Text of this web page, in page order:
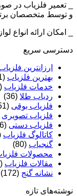
_ تعمیر فلزیاب در
و توسط متخصصان
_ امکان ارائه انواع
دسترسی سریع
ارزانترین
بهترین فلزیاب (121)
خدمات فلزیاب (57)
ردیاب طلا (36)
فلزیاب بوقی (151)
فلزیاب تصویری
فلزیاب دستی (26)
کاتالوگ فلزیاب
گنجیاب (80)
محصولات
مقالات فلزیاب (300)
نشانه گنج (172)
نوشته‌های تازه